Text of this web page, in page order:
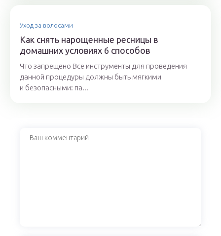
Уход за волосами
Как снять нарощенные ресницы в
домашних условиях 6 способов
Что запрещено Все инструменты для проведения
данной процедуры должны быть мягкими
и безопасными: па...